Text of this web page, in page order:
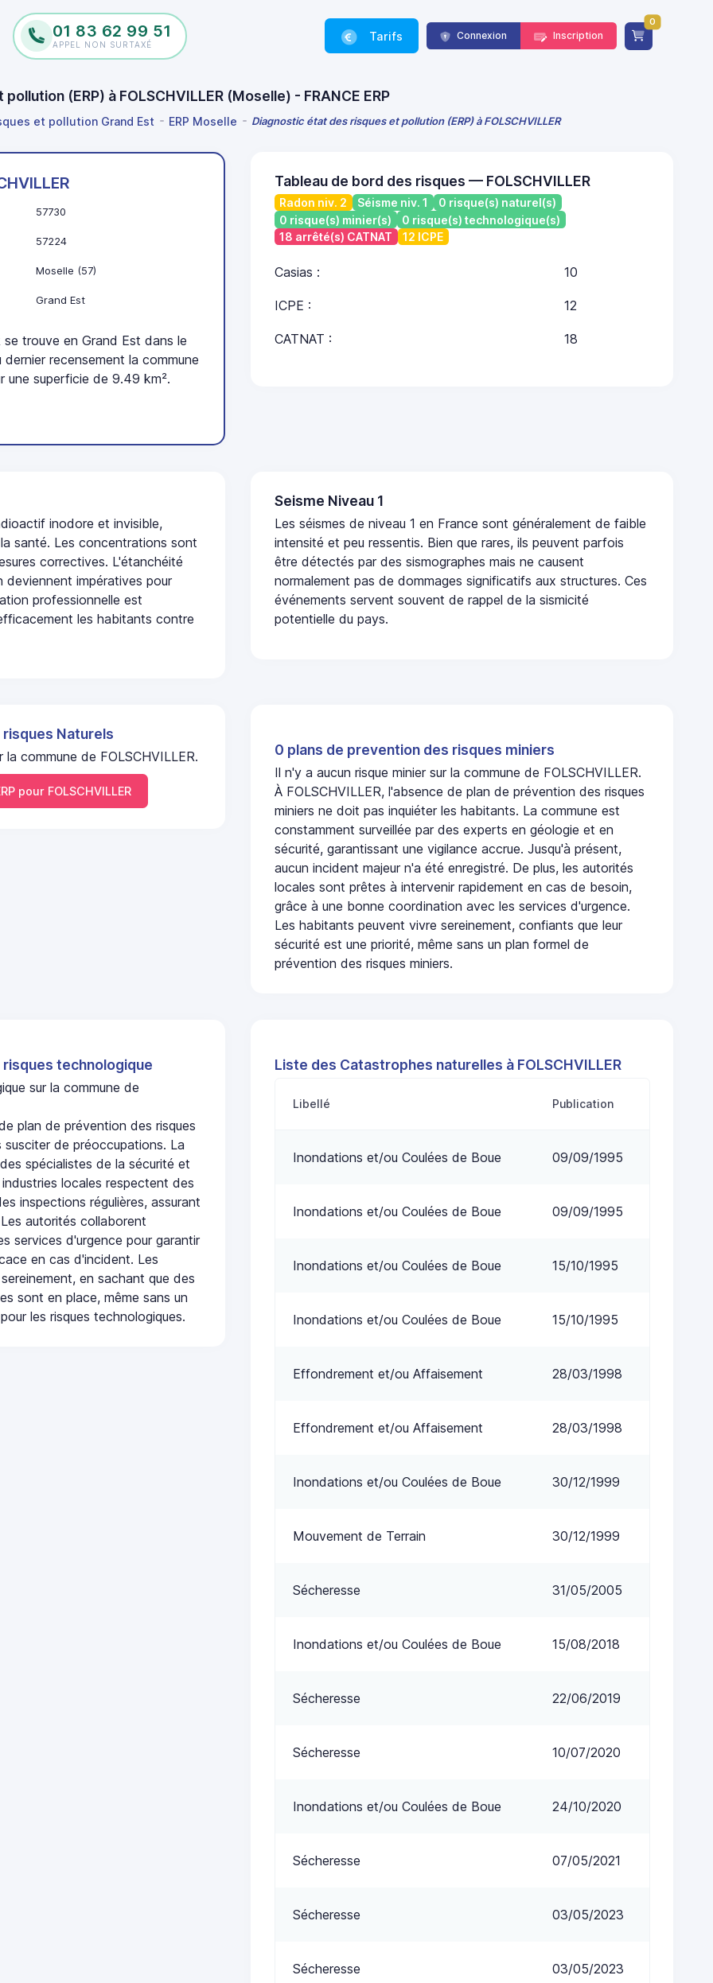
01 83 62 99 51
APPEL NON SURTAXÉ
Tarifs Connexion Inscription
0
(ERP) à FOLSCHVILLER (Moselle) - FRANCE ERP
et pollution Grand Est ERP Moselle Diagnostic état des risques et pollution (ERP) à FOLSCHVILLER
57730
57224
Moselle (57)
Grand Est
se trouve en Grand Est dans le
recensement la commune
superficie de 9.49 km².
Tableau de bord des risques — FOLSCHVILLER
Radon niv. 2 Séisme niv. 1
0 risque(s) naturel(s)
0 risque(s) minier(s)
0 risque(s) technologique(s)
18 arrêté(s) CATNAT
12 ICPE
Casias : 10
ICPE : 12
CATNAT : 18
inodore et invisible,
santé. Les concentrations sont
correctives. L'étanchéité
impératives pour
professionnelle est
les habitants contre
Seisme Niveau 1
Les séismes de niveau 1 en France sont généralement de faible
intensité et peu ressentis. Bien que rares, ils peuvent parfois
être détectés par des sismographes mais ne causent
normalement pas de dommages significatifs aux structures. Ces
événements servent souvent de rappel de la sismicité
potentielle du pays.
Naturels
commune de FOLSCHVILLER.
pour FOLSCHVILLER
0 plans de prevention des risques miniers
Il n'y a aucun risque minier sur la commune de FOLSCHVILLER.
À FOLSCHVILLER, l'absence de plan de prévention des risques
miniers ne doit pas inquiéter les habitants. La commune est
constamment surveillée par des experts en géologie et en
sécurité, garantissant une vigilance accrue. Jusqu'à présent,
aucun incident majeur n'a été enregistré. De plus, les autorités
locales sont prêtes à intervenir rapidement en cas de besoin,
grâce à une bonne coordination avec les services d'urgence.
Les habitants peuvent vivre sereinement, confiants que leur
sécurité est une priorité, même sans un plan formel de
prévention des risques miniers.
technologique
sur la commune de
plan de prévention des risques
de préoccupations. La
spécialistes de la sécurité et
locales respectent des
inspections régulières, assurant
autorités collaborent
services d'urgence pour garantir
en cas d'incident. Les
en sachant que des
sont en place, même sans un
les risques technologiques.
Liste des Catastrophes naturelles à FOLSCHVILLER
Libellé Publication
Inondations et/ou Coulées de Boue 09/09/1995
Inondations et/ou Coulées de Boue 09/09/1995
Inondations et/ou Coulées de Boue 15/10/1995
Inondations et/ou Coulées de Boue 15/10/1995
Effondrement et/ou Affaisement 28/03/1998
Effondrement et/ou Affaisement 28/03/1998
Inondations et/ou Coulées de Boue 30/12/1999
Mouvement de Terrain 30/12/1999
Sécheresse 31/05/2005
Inondations et/ou Coulées de Boue 15/08/2018
Sécheresse 22/06/2019
Sécheresse 10/07/2020
Inondations et/ou Coulées de Boue 24/10/2020
Sécheresse 07/05/2021
Sécheresse 03/05/2023
Sécheresse 03/05/2023